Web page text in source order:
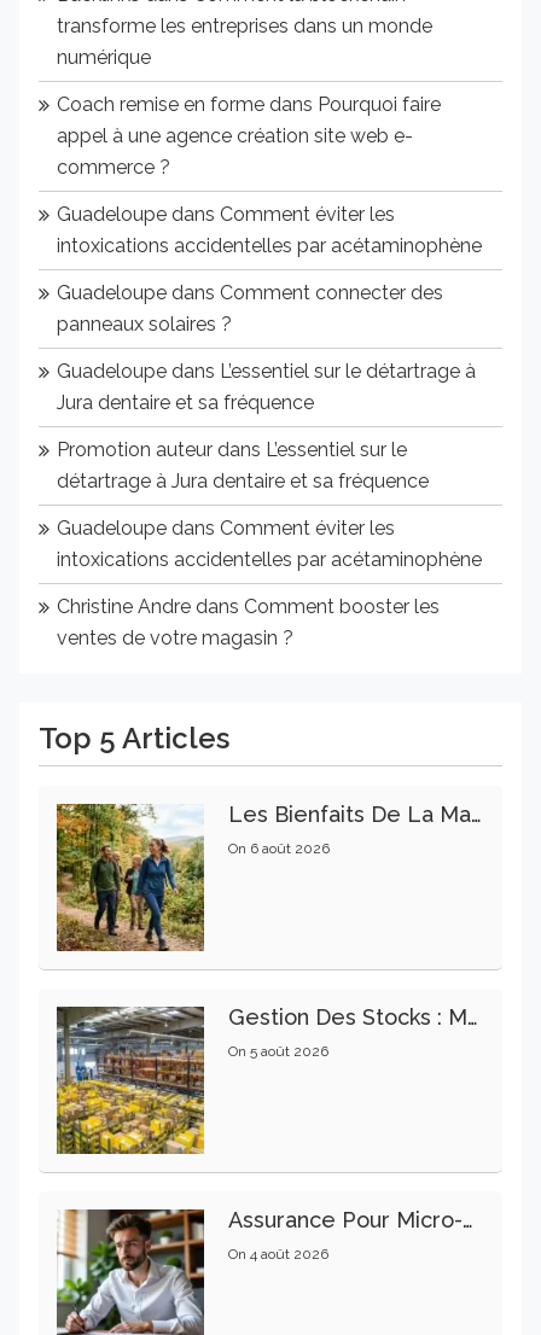
transforme les entreprises dans un monde
numérique
Coach remise en forme dans Pourquoi faire
appel à une agence création site web e-
commerce ?
Guadeloupe dans Comment éviter les
intoxications accidentelles par acétaminophène
Guadeloupe dans Comment connecter des
panneaux solaires ?
Guadeloupe dans L’essentiel sur le détartrage à
Jura dentaire et sa fréquence
Promotion auteur dans L’essentiel sur le
détartrage à Jura dentaire et sa fréquence
Guadeloupe dans Comment éviter les
intoxications accidentelles par acétaminophène
Christine Andre dans Comment booster les
ventes de votre magasin ?
Top 5 Articles
Les Bienfaits De La Marche Sur La Santé Physique Et Mentale
On 6 août 2026
Gestion Des Stocks : Meilleures Pratiques Intralogistiques
On 5 août 2026
Assurance Pour Micro-Entrepreneur : Les Garanties Essentielles À Connaître
On 4 août 2026